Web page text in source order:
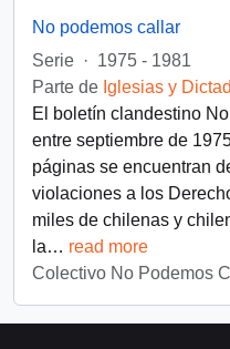
No podemos callar
Serie · 1975 - 1981
Parte de Iglesias y
El boletín clandestino
entre septiembre de
páginas se encuentran
violaciones a los
miles de chilenas y
la… read more
Colectivo No Podemos